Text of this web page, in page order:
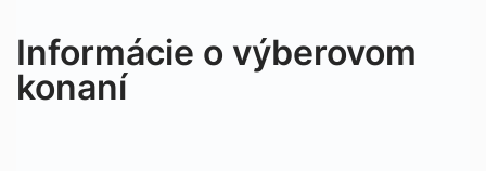
Informácie o výberovom
konaní